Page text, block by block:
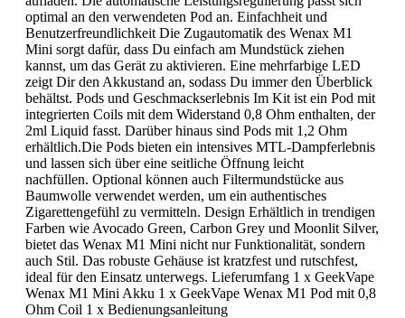
optimal an den verwendeten Pod an. Einfachheit und
Benutzerfreundlichkeit Die Zugautomatik des Wenax M1
Mini sorgt dafür, dass Du einfach am Mundstück ziehen
kannst, um das Gerät zu aktivieren. Eine mehrfarbige LED
zeigt Dir den Akkustand an, sodass Du immer den Überblick
behältst. Pods und Geschmackserlebnis Im Kit ist ein Pod mit
integrierten Coils mit dem Widerstand 0,8 Ohm enthalten, der
2ml Liquid fasst. Darüber hinaus sind Pods mit 1,2 Ohm
erhältlich.Die Pods bieten ein intensives MTL-Dampferlebnis
und lassen sich über eine seitliche Öffnung leicht
nachfüllen. Optional können auch Filtermundstücke aus
Baumwolle verwendet werden, um ein authentisches
Zigarettengefühl zu vermitteln. Design Erhältlich in trendigen
Farben wie Avocado Green, Carbon Grey und Moonlit Silver,
bietet das Wenax M1 Mini nicht nur Funktionalität, sondern
auch Stil. Das robuste Gehäuse ist kratzfest und rutschfest,
ideal für den Einsatz unterwegs. Lieferumfang 1 x GeekVape
Wenax M1 Mini Akku 1 x GeekVape Wenax M1 Pod mit 0,8
Ohm Coil 1 x Bedienungsanleitung